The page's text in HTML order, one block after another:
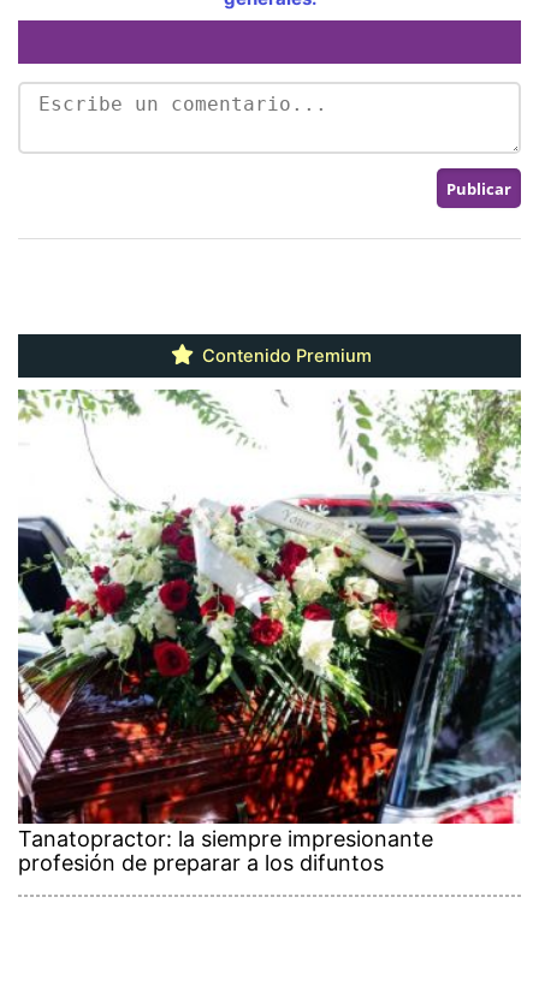
Contenido Premium
Tanatopractor: la siempre impresionante
profesión de preparar a los difuntos